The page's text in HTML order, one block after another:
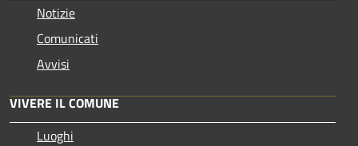
Notizie
Comunicati
Avvisi
VIVERE IL COMUNE
Luoghi